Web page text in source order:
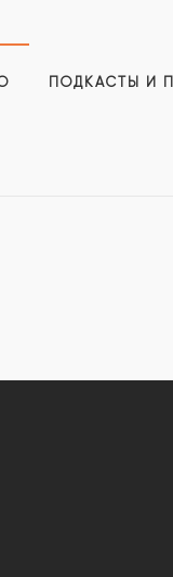
ПОДКАСТЫ И